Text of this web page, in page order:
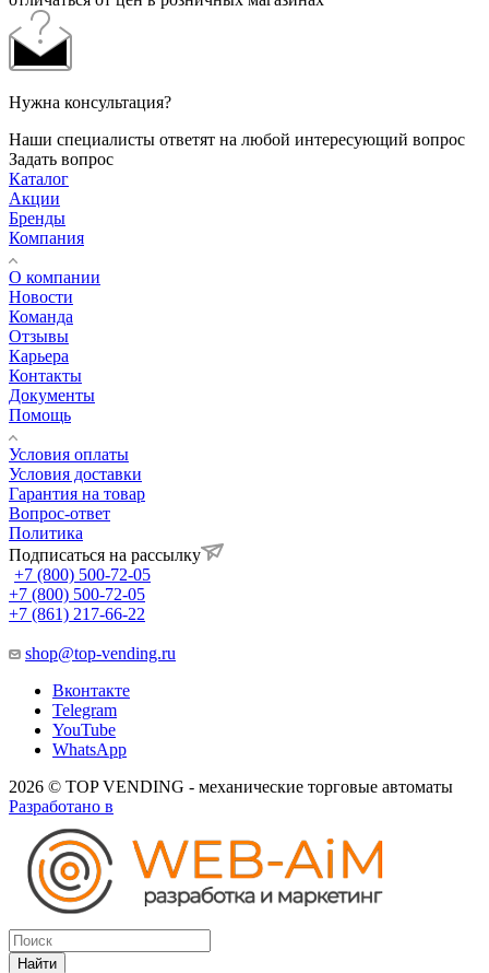
Нужна консультация?
Наши специалисты ответят на любой интересующий вопрос
Задать вопрос
Каталог
Акции
Бренды
Компания
О компании
Новости
Команда
Отзывы
Карьера
Контакты
Документы
Помощь
Условия оплаты
Условия доставки
Гарантия на товар
Вопрос-ответ
Политика
Подписаться на рассылку
+7 (800) 500-72-05
+7 (800) 500-72-05
+7 (861) 217-66-22
shop@top-vending.ru
Вконтакте
Telegram
YouTube
WhatsApp
2026 © TOP VENDING - механические торговые автоматы
Разработано в
Найти